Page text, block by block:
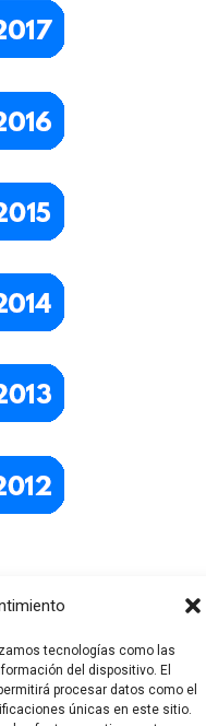
tecnologías como las
del dispositivo. El
procesar datos como el
únicas en este sitio.